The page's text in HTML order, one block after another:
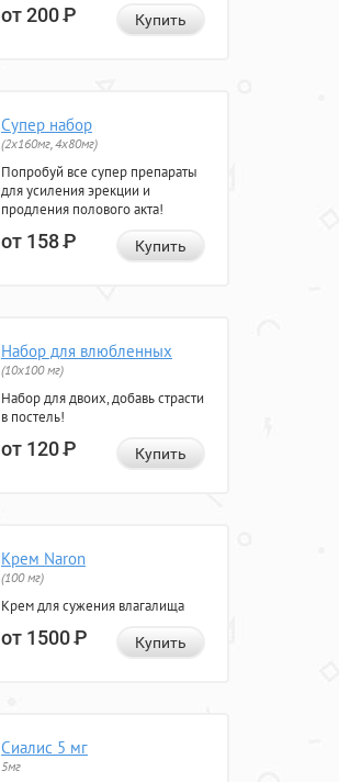
от 200Р Купить
Супер набор
(2х160мг, 4х80мг)
Попробуй все супер препараты
для усиления эрекции и
продления полового акта!
от 158Р Купить
Набор для влюбленных
(10х100 мг)
Набор для двоих, добавь страсти
в постель!
от 120Р Купить
Крем Naron
(100 мг)
Крем для сужения влагалища
от 1500Р Купить
Сиалис 5 мг
5мг